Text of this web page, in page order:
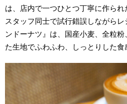
は、店内で一つひとつ丁寧に作られ
スタッフ同士で試行錯誤しながら
ンドーナツ』は、国産小麦、全粒
た生地でふわふわ、しっとりした食